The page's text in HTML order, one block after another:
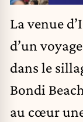
La venue
d’un
dans le
Bondi
au cœur